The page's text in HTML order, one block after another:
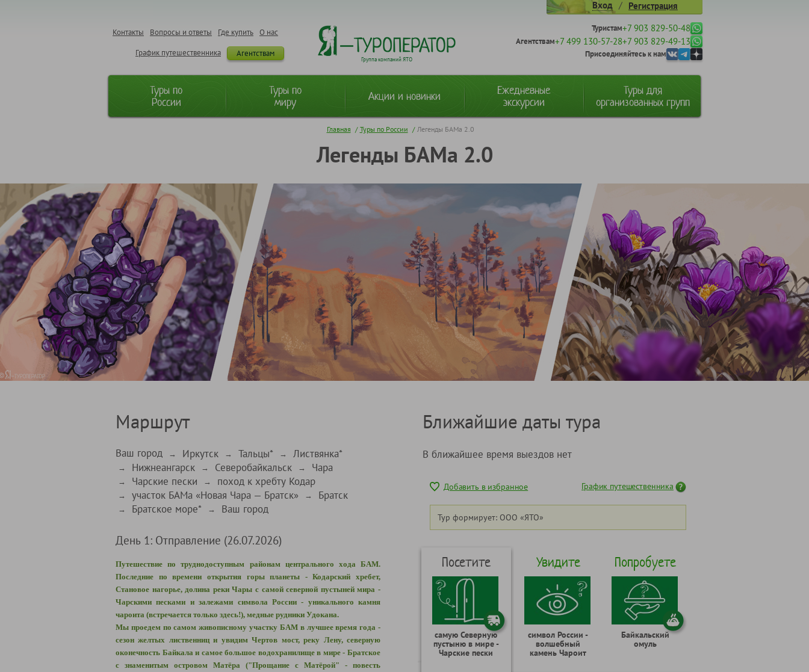
Вход / Регистрация
О нас
Где купить
Вопросы и ответы
Контакты
Агентствам
График путешественника
Группа компаний ЯТО
Туристам+7 903 829-50-48
Агентствам+7 499 130-57-28+7 903 829-49-13
Присоединяйтесь к нам
Туры по
России
Туры по
миру
Акции и новинки
Ежедневные
экскурсии
Туры для
организованных групп
Главная / Туры по России / Легенды БАМа 2.0
Легенды БАМа 2.0
Маршрут
Ваш город → Иркутск → Тальцы* → Листвянка*
→ Нижнеангарск → Северобайкальск → Чара
→ Чарские пески → поход к хребту Кодар
→ участок БАМа «Новая Чара — Братск» → Братск
→ Братское море* → Ваш город
День 1: Отправление (26.07.2026)
Путешествие по труднодоступным районам центрального хода БАМ.
Последние по времени открытия горы планеты - Кодарский хребет,
Становое нагорье, долина реки Чары с самой северной пустыней мира -
Чарскими песками и залежами символа России - уникального камня
чароита (встречается только здесь!), медные рудники Удокана.
Мы проедем по самом живописному участку БАМ в лучшее время года -
сезон желтых лиственниц и увидим Чертов мост, реку Лену, северную
оконечность Байкала и самое большое водохранилище в мире - Братское
с знаменитым островом Матёра ("Прощание с Матёрой" - повесть
Ближайшие даты тура
В ближайшее время выездов нет
Добавить в избранное График путешественника
Тур формирует: ООО «ЯТО»
Посетите
самую Северную
пустыню в мире -
Чарские пески
Увидите
символ России -
волшебный
камень Чароит
Попробуете
Байкальский
омуль